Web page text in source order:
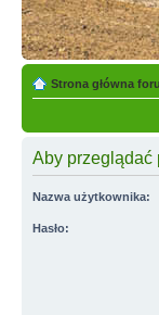
Strona główna
Aby przeglądać
Nazwa użytkownika:
Hasło: